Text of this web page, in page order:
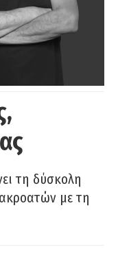
τη δύσκολη
με τη